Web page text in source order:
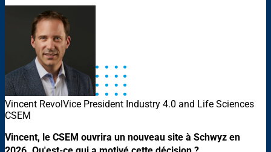
Vincent RevolVice President Industry 4.0 and Life Sciences
CSEM
Vincent, le CSEM ouvrira un nouveau site à Schwyz en